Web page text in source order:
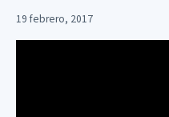
19 febrero, 2017